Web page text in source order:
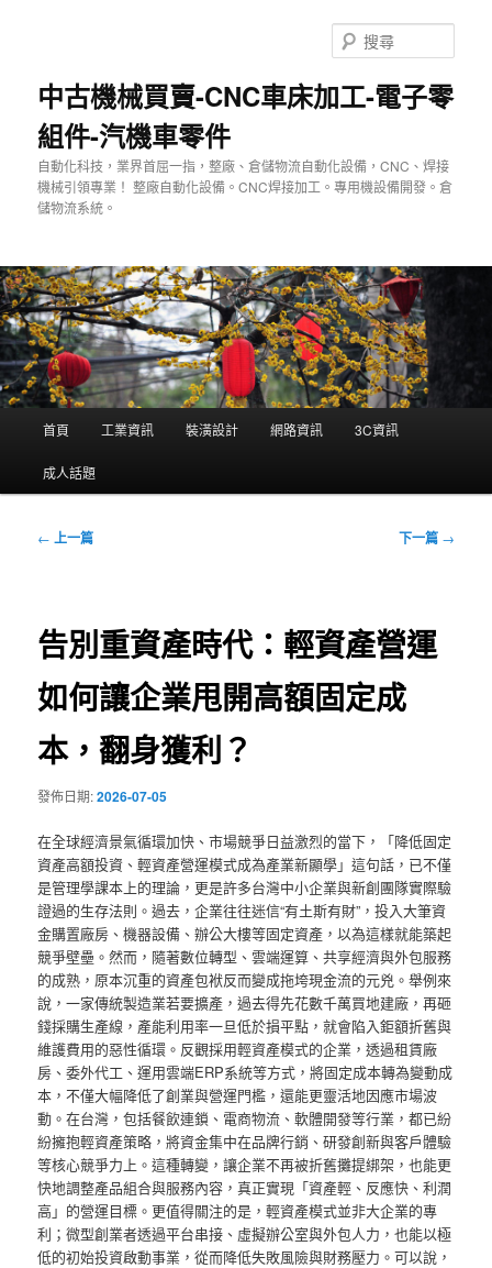
中古機械買賣-CNC車床加工-電子零
組件-汽機車零件
自動化科技，業界首屈一指，整廠、倉儲物流自動化設備，CNC、焊接
機械引領專業！ 整廠自動化設備。CNC焊接加工。專用機設備開發。倉
儲物流系統。
尋
單
首頁 工業資訊 裝潢設計 網路資訊 3C資訊
成人話題
文
← 上一篇 下一篇 →
告別重資產時代：輕資產營運
如何讓企業甩開高額固定成
本，翻身獲利？
發佈日期:2026-07-05
在全球經濟景氣循環加快、市場競爭日益激烈的當下，「降低固定
資產高額投資、輕資產營運模式成為產業新顯學」這句話，已不僅
是管理學課本上的理論，更是許多台灣中小企業與新創團隊實際驗
證過的生存法則。過去，企業往往迷信“有土斯有財”，投入大筆資
金購置廠房、機器設備、辦公大樓等固定資產，以為這樣就能築起
競爭壁壘。然而，隨著數位轉型、雲端運算、共享經濟與外包服務
的成熟，原本沉重的資產包袱反而變成拖垮現金流的元兇。舉例來
說，一家傳統製造業若要擴產，過去得先花數千萬買地建廠，再砸
錢採購生產線，產能利用率一旦低於損平點，就會陷入鉅額折舊與
維護費用的惡性循環。反觀採用輕資產模式的企業，透過租賃廠
房、委外代工、運用雲端ERP系統等方式，將固定成本轉為變動成
本，不僅大幅降低了創業與營運門檻，還能更靈活地因應市場波
動。在台灣，包括餐飲連鎖、電商物流、軟體開發等行業，都已紛
紛擁抱輕資產策略，將資金集中在品牌行銷、研發創新與客戶體驗
等核心競爭力上。這種轉變，讓企業不再被折舊攤提綁架，也能更
快地調整產品組合與服務內容，真正實現「資產輕、反應快、利潤
高」的營運目標。更值得關注的是，輕資產模式並非大企業的專
利；微型創業者透過平台串接、虛擬辦公室與外包人力，也能以極
低的初始投資啟動事業，從而降低失敗風險與財務壓力。可以說，